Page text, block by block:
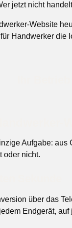
jetzt nicht
Website
Handwerker
Aufgabe:
oder nicht.
über das
Endgerät,